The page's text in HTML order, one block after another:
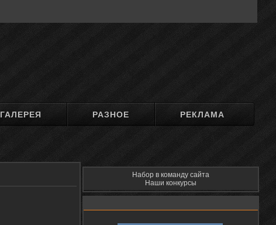
ГАЛЕРЕЯ РАЗНОЕ РЕКЛАМА
Набор в команду сайта
Наши конкурсы